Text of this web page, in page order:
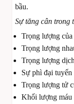
bầu.
Sự tăng cân trong
Trọng lượng
Trọng lượng
Trọng lượng
Sự phì đại tuyến
Trọng lượng tử
Khối lượng máu